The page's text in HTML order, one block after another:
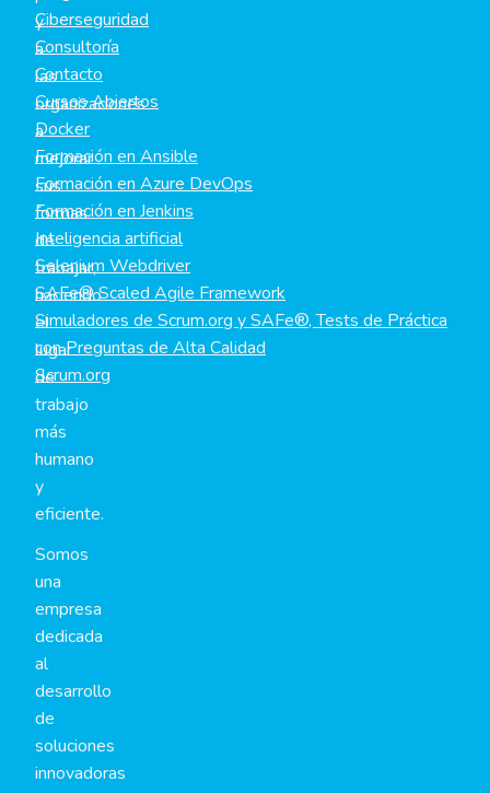
y
a
las
organizaciones
a
mejorar
sus
formas
de
trabajar,
haciendo
el
lugar
de
trabajo
más
humano
y
eficiente.
Somos
una
empresa
dedicada
al
desarrollo
de
soluciones
innovadoras
Ciberseguridad
Consultoría
Contacto
Cursos Abiertos
Docker
Formación en Ansible
Formación en Azure DevOps
Formación en Jenkins
Inteligencia artificial
Selenium Webdriver
SAFe® Scaled Agile Framework
Simuladores de Scrum.org y SAFe®, Tests de Práctica
con Preguntas de Alta Calidad
Scrum.org